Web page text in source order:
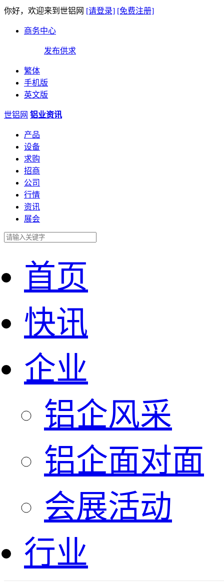
你好，欢迎来到世铝网 [请登录] [免费注册]
商务中心
发布供求
繁体
手机版
英文版
世铝网 铝业资讯
产品
设备
求购
招商
公司
行情
资讯
展会
首页
快讯
企业
铝企风采
铝企面对面
会展活动
行业